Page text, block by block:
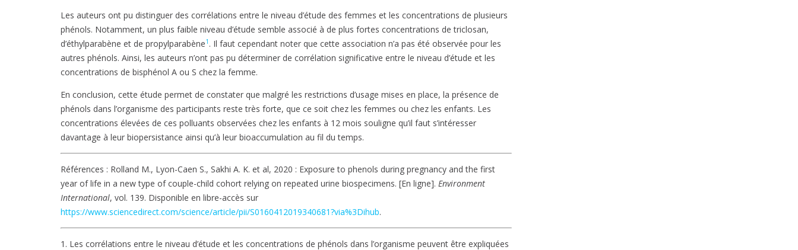
Les auteurs ont pu distinguer des corrélations entre le niveau d’étude des femmes et les concentrations de plusieurs
phénols. Notamment, un plus faible niveau d’étude semble associé à de plus fortes concentrations de triclosan,
d’éthylparabène et de propylparabène1 . Il faut cependant noter que cette association n’a pas été observée pour les
autres phénols. Ainsi, les auteurs n’ont pas pu déterminer de corrélation significative entre le niveau d’étude et les
concentrations de bisphénol A ou S chez la femme.
En conclusion, cette étude permet de constater que malgré les restrictions d’usage mises en place, la présence de
phénols dans l’organisme des participants reste très forte, que ce soit chez les femmes ou chez les enfants. Les
concentrations élevées de ces polluants observées chez les enfants à 12 mois souligne qu’il faut s’intéresser
davantage à leur biopersistance ainsi qu’à leur bioaccumulation au fil du temps.
Références : Rolland M., Lyon-Caen S., Sakhi A. K. et al, 2020 : Exposure to phenols during pregnancy and the first
year of life in a new type of couple-child cohort relying on repeated urine biospecimens. [En ligne]. Environment
International, vol. 139. Disponible en libre-accès sur
https://www.sciencedirect.com/science/article/pii/S0160412019340681?via%3Dihub.
1. Les corrélations entre le niveau d’étude et les concentrations de phénols dans l’organisme peuvent être expliquées